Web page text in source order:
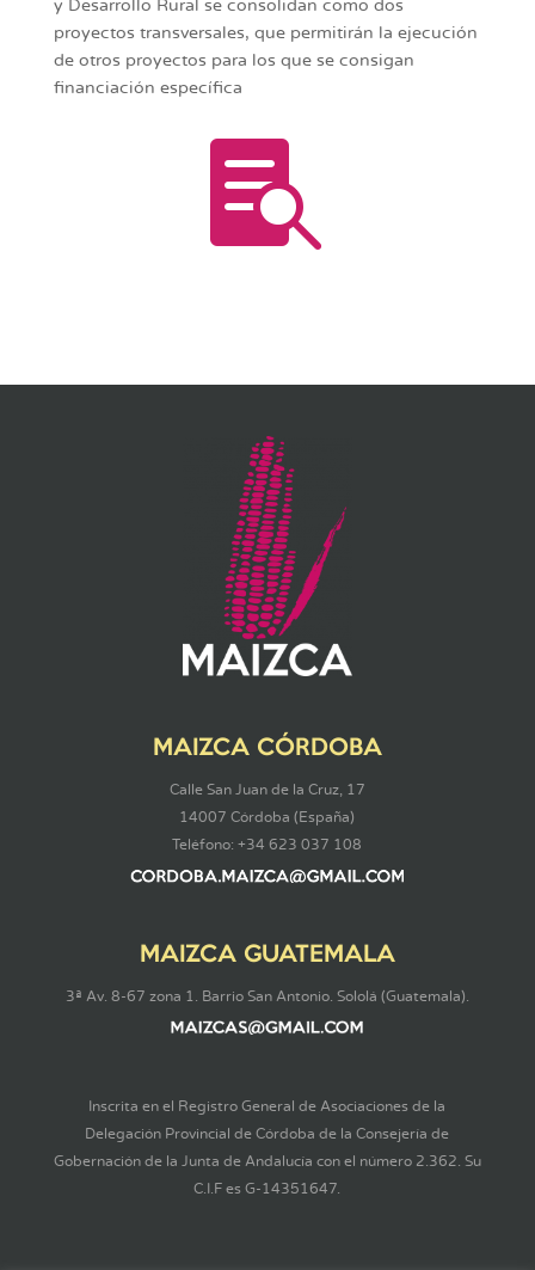
y Desarrollo Rural se consolidan como dos
proyectos transversales, que permitirán la ejecución
de otros proyectos para los que se consigan
financiación específica

MAIZCA CÓRDOBA
Calle San Juan de la Cruz, 17
14007 Córdoba (España)
Teléfono: +34 623 037 108
MAIZCA GUATEMALA
3ª Av. 8-67 zona 1. Barrio San Antonio. Sololá (Guatemala).
Inscrita en el Registro General de Asociaciones de la
Delegación Provincial de Córdoba de la Consejería de
Gobernación de la Junta de Andalucía con el número 2.362. Su
C.I.F es G-14351647.